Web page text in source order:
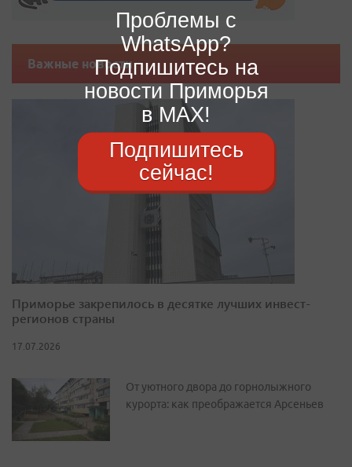
Важные новости
Приморье закрепилось в десятке лучших инвест-
регионов страны
17.07.2026
От уютного двора до горнолыжного
курорта: как преображается Арсеньев
Проблемы с
WhatsApp?
Подпишитесь на
новости Приморья
в MAX!
Подпишитесь
сейчас!